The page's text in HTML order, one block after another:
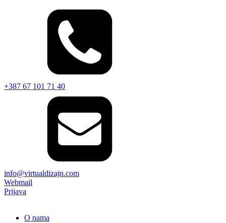
+387 67 101 71 40
info@virtualdizajn.com
Webmail
Prijava
O nama